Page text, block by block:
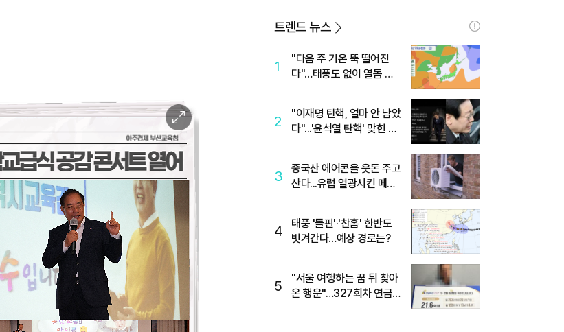
이
미
지
확
트렌드 뉴스
1
"다음 주 기온 뚝 떨어진
다"…태풍도 없이 열돔 박
2
"이재명 탄핵, 얼마 안 남았
다"...'윤석열 탄핵' 맞힌 무
3
중국산 에어콘을 웃돈 주고
산다...유럽 열광시킨 메이
4
태풍 '돌핀'·'찬홈' 한반도
빗겨간다…예상 경로는?
5
"서울 여행하는 꿈 뒤 찾아
온 행운"…327회차 연금